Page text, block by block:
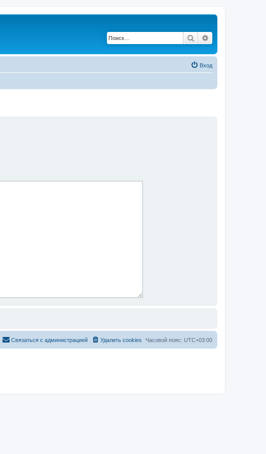
Поиск
Вход
Часовой пояс: UTC+03:00
Удалить cookies
Связаться с администрацией